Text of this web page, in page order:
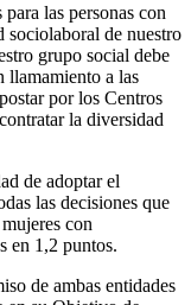
las personas con
sociolaboral de nuestro
grupo social debe
llamamiento a las
por los Centros
la diversidad
de adoptar el
las decisiones que
con
en 1,2 puntos.
de ambas entidades